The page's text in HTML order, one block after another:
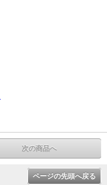
次の商品へ
ページの先頭へ戻る